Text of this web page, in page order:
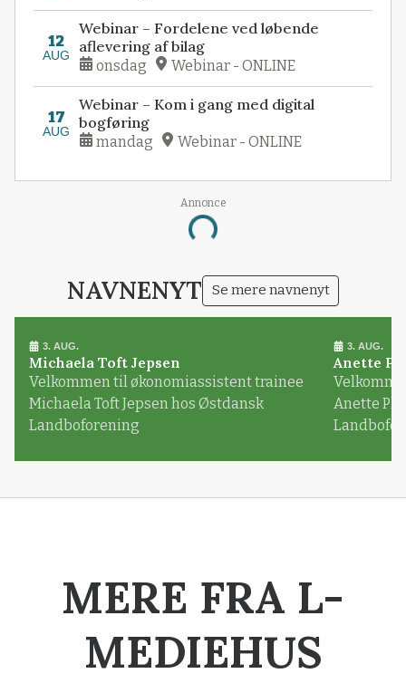
12
AUG
Webinar – Fordelene ved løbende
aflevering af bilag
onsdag Webinar - ONLINE
17
AUG
Webinar – Kom i gang med digital
bogføring
mandag Webinar - ONLINE
Annonce
Loading...
NAVNENYT Se mere navnenyt
3. AUG.
Michaela Toft Jepsen
Velkommen til økonomiassistent trainee
Michaela Toft Jepsen hos Østdansk
Landboforening
3. AUG.
Anette
Anette
MERE FRA L-
MEDIEHUS